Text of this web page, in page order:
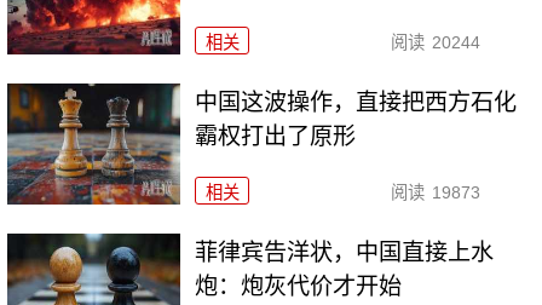
相关 阅读 20244
中国这波操作，直接把西方石化
霸权打出了原形
相关 阅读 19873
菲律宾告洋状，中国直接上水
炮：炮灰代价才开始